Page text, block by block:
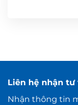
Liên hệ nhận tư
Nhận thông tin